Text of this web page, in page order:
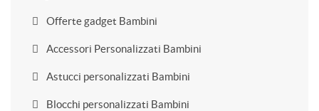
Offerte gadget Bambini
Accessori Personalizzati Bambini
Astucci personalizzati Bambini
Blocchi personalizzati Bambini